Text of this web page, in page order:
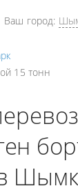
Ваш город:
15 тонн